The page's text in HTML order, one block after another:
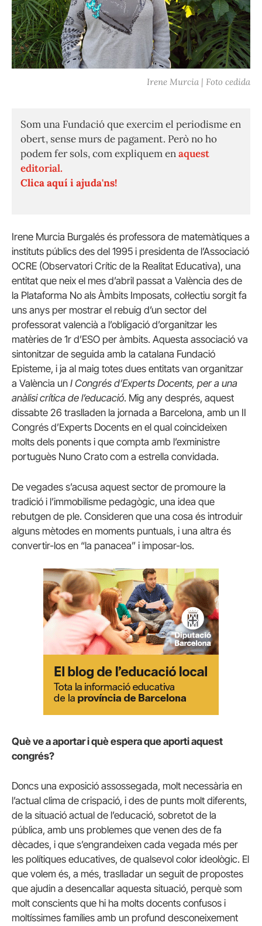
Irene Murcia | Foto cedida
Som una Fundació que exercim el periodisme en
obert, sense murs de pagament. Però no ho
podem fer sols, com expliquem enaquest
editorial.
Clica aquí i ajuda'ns!
Irene Murcia Burgalés és professora de matemàtiques a
instituts públics des del 1995 i presidenta de l’Associació
OCRE (Observatori Crític de la Realitat Educativa), una
entitat que neix el mes d’abril passat a València des de
la Plataforma No als Àmbits Imposats, col·lectiu sorgit fa
uns anys per mostrar el rebuig d’un sector del
professorat valencià a l’obligació d’organitzar les
matèries de 1r d’ESO per àmbits. Aquesta associació va
sintonitzar de seguida amb la catalana Fundació
Episteme, i ja al maig totes dues entitats van organitzar
a València un I Congrés d’Experts Docents, per a una
anàlisi crítica de l’educació. Mig any després, aquest
dissabte 26 traslladen la jornada a Barcelona, amb un II
Congrés d’Experts Docents en el qual coincideixen
molts dels ponents i que compta amb l’exministre
portuguès Nuno Crato com a estrella convidada.
De vegades s’acusa aquest sector de promoure la
tradició i l’immobilisme pedagògic, una idea que
rebutgen de ple. Consideren que una cosa és introduir
alguns mètodes en moments puntuals, i una altra és
convertir-los en “la panacea” i imposar-los.
Què ve a aportar i què espera que aporti aquest
congrés?
Doncs una exposició assossegada, molt necessària en
l’actual clima de crispació, i des de punts molt diferents,
de la situació actual de l’educació, sobretot de la
pública, amb uns problemes que venen des de fa
dècades, i que s’engrandeixen cada vegada més per
les polítiques educatives, de qualsevol color ideològic. El
que volem és, a més, traslladar un seguit de propostes
que ajudin a desencallar aquesta situació, perquè som
molt conscients que hi ha molts docents confusos i
moltíssimes famílies amb un profund desconeixement